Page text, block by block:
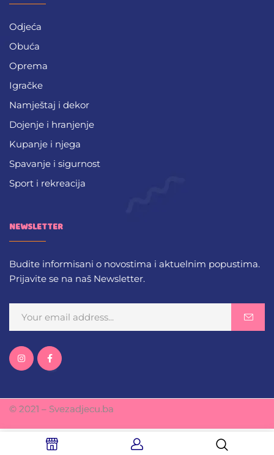
Odjeća
Obuća
Oprema
Igračke
Namještaj i dekor
Dojenje i hranjenje
Kupanje i njega
Spavanje i sigurnost
Sport i rekreacija
NEWSLETTER
Budite informisani o novostima i aktuelnim popustima.
Prijavite se na naš Newsletter.
© 2021 – Svezadjecu.ba